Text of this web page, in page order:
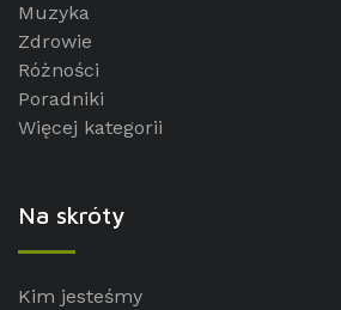
Muzyka
Zdrowie
Różności
Poradniki
Więcej kategorii
Na skróty
Kim jesteśmy